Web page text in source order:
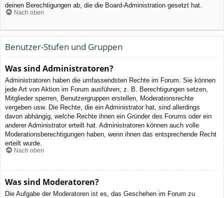
deinen Berechtigungen ab, die die Board-Administration gesetzt hat.
Nach oben
Benutzer-Stufen und Gruppen
Was sind Administratoren?
Administratoren haben die umfassendsten Rechte im Forum. Sie können
jede Art von Aktion im Forum ausführen; z. B. Berechtigungen setzen,
Mitglieder sperren, Benutzergruppen erstellen, Moderationsrechte
vergeben usw. Die Rechte, die ein Administrator hat, sind allerdings
davon abhängig, welche Rechte ihnen ein Gründer des Forums oder ein
anderer Administrator erteilt hat. Administratoren können auch volle
Moderationsberechtigungen haben, wenn ihnen das entsprechende Recht
erteilt wurde.
Nach oben
Was sind Moderatoren?
Die Aufgabe der Moderatoren ist es, das Geschehen im Forum zu